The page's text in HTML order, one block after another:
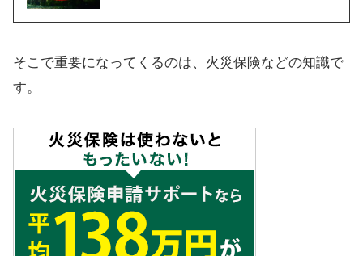
そこで重要になってくるのは、火災保険などの知識で
す。